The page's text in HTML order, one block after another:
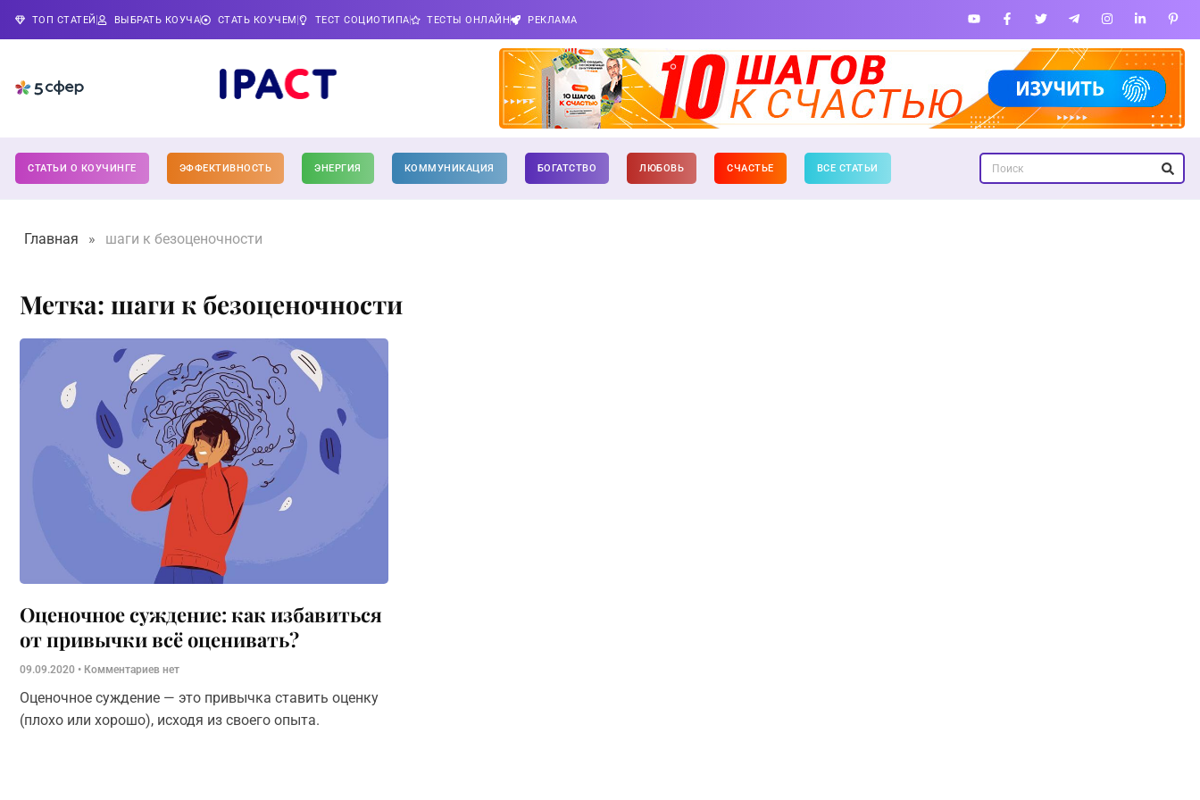
ТОП СТАТЕЙ ВЫБРАТЬ КОУЧА СТАТЬ КОУЧЕМ ТЕСТ СОЦИОТИПА ТЕСТЫ ОНЛАЙН РЕКЛАМА
СТАТЬИ О КОУЧИНГЕ ЭФФЕКТИВНОСТЬ ЭНЕРГИЯ КОММУНИКАЦИЯ БОГАТСТВО ЛЮБОВЬ СЧАСТЬЕ ВСЕ СТАТЬИ
Главная » шаги к безоценочности
Метка: шаги к безоценочности
Оценочное суждение: как избавиться
от привычки всё оценивать?
09.09.2020 Комментариев нет
Оценочное суждение — это привычка ставить оценку
(плохо или хорошо), исходя из своего опыта.